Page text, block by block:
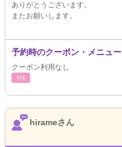
ありがとうございます。
またお願いします。
予約時のクーポン・メニュー
クーポン利用なし
ﾈｲﾙ
hirameさん